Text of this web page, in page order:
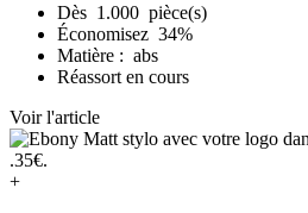
Dès 1.000 pièce(s)
Économisez 34%
Matière : abs
Réassort en cours
Voir l'article
+